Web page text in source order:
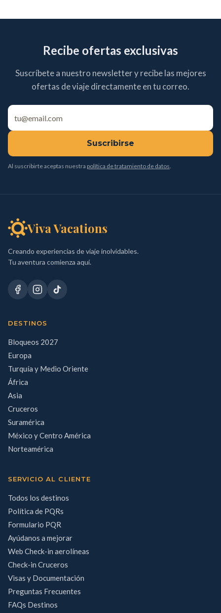
Recibe ofertas exclusivas
Suscríbete a nuestro newsletter y recibe las mejores
ofertas de viaje directamente en tu correo.
Suscribirse
Al suscribirte aceptas nuestra política de tratamiento de datos.
Viva Vacations
Creando experiencias de viaje inolvidables.
Tu aventura comienza aquí.
DESTINOS
Bloqueos 2027
Europa
Turquía y Medio Oriente
África
Asia
Cruceros
Suramérica
México y Centro América
Norteamérica
SERVICIO AL CLIENTE
Todos los destinos
Política de PQRs
Formulario PQR
Ayúdanos a mejorar
Web Check-in aerolíneas
Check-in Cruceros
Visas y Documentación
Preguntas Frecuentes
FAQs Destinos